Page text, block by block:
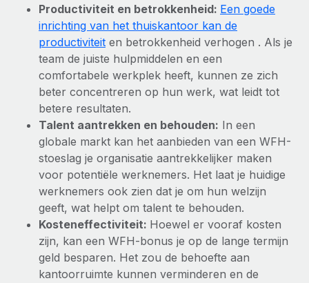
Secundaire arbeidsvoorwaarden
Eenvoudig secundaire arbeidsvoorwaarden
beheren
Productupdates van Remote: Gusto- en Xero-
integraties en Contractor Management Plus
Het blijft de missie van Remote om alle soorten bedrijven
te helpen bij het aannemen, beheren en...
Meer informatie
Hoe Phiture 55 werknemers in 19 landen
beheert met Remote
Phiture, een toonaangevende leider in de wereldwijde
mobiele groeiadviessector, zet zich sinds 2016...
Meer informatie
Productiviteit en betrokkenheid: Een goede
inrichting van het thuiskantoor kan de
productiviteit en betrokkenheid verhogen . Als je
team de juiste hulpmiddelen en een
comfortabele werkplek heeft, kunnen ze zich
beter concentreren op hun werk, wat leidt tot
betere resultaten.
Talent aantrekken en behouden: In een
globale markt kan het aanbieden van een WFH-
stoeslag je organisatie aantrekkelijker maken
voor potentiële werknemers. Het laat je huidige
werknemers ook zien dat je om hun welzijn
geeft, wat helpt om talent te behouden.
Kosteneffectiviteit: Hoewel er vooraf kosten
zijn, kan een WFH-bonus je op de lange termijn
geld besparen. Het zou de behoefte aan
kantoorruimte kunnen verminderen en de